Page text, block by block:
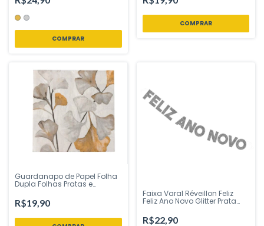
Loja
COMPRAR
Guardanapo de Papel Folha
Dupla Folhas Pratas e
Festas - Inspire sua Festa
Loja
R$19,90
Faixa Varal Réveillon Feliz
Feliz Ano Novo Glitter Prata
Festa Loja
R$22,90